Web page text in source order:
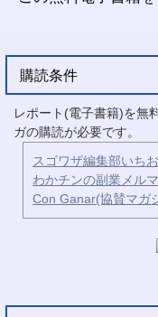
購読条件
レポート(電子書籍)を無
ガの購読が必要です。
スゴワザ編集部いち
わかチンの副業メル
Con Ganar(協賛マガ